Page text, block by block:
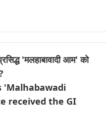
'मलहाबावादी आम' को
'Malhabawadi
received the GI